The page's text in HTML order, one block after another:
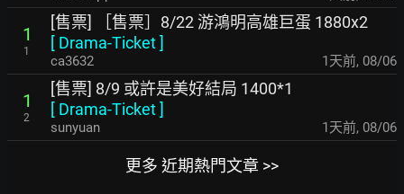
1
1
[售票] ［售票］8/22 游鴻明高雄巨蛋 1880x2
[ Drama-Ticket]
ca3632 1天前, 08/06
1
2
[售票] 8/9 或許是美好結局 1400*1
[ Drama-Ticket]
sunyuan 1天前, 08/06
更多 近期熱門文章 >>